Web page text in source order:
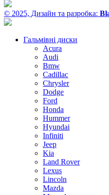
© 2025, Дизайн та разробка:
Гальмівні диски
Acura
Audi
Bmw
Cadillac
Chrysler
Dodge
Ford
Honda
Hummer
Hyundai
Infiniti
Jeep
Kia
Land Rover
Lexus
Lincoln
Mazda